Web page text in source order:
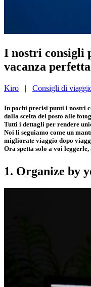
I nostri consigli
vacanza perfetta
Kiro | Consigli di
In pochi precisi punti i nostri
dalla scelta del posto alle
Tutti i dettagli per rendere
Noi li seguiamo come un
migliorate viaggio dopo
Ora spetta solo a voi
1. Organize by